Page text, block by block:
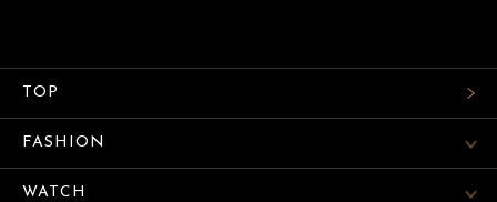
TOP
FASHION
WATCH